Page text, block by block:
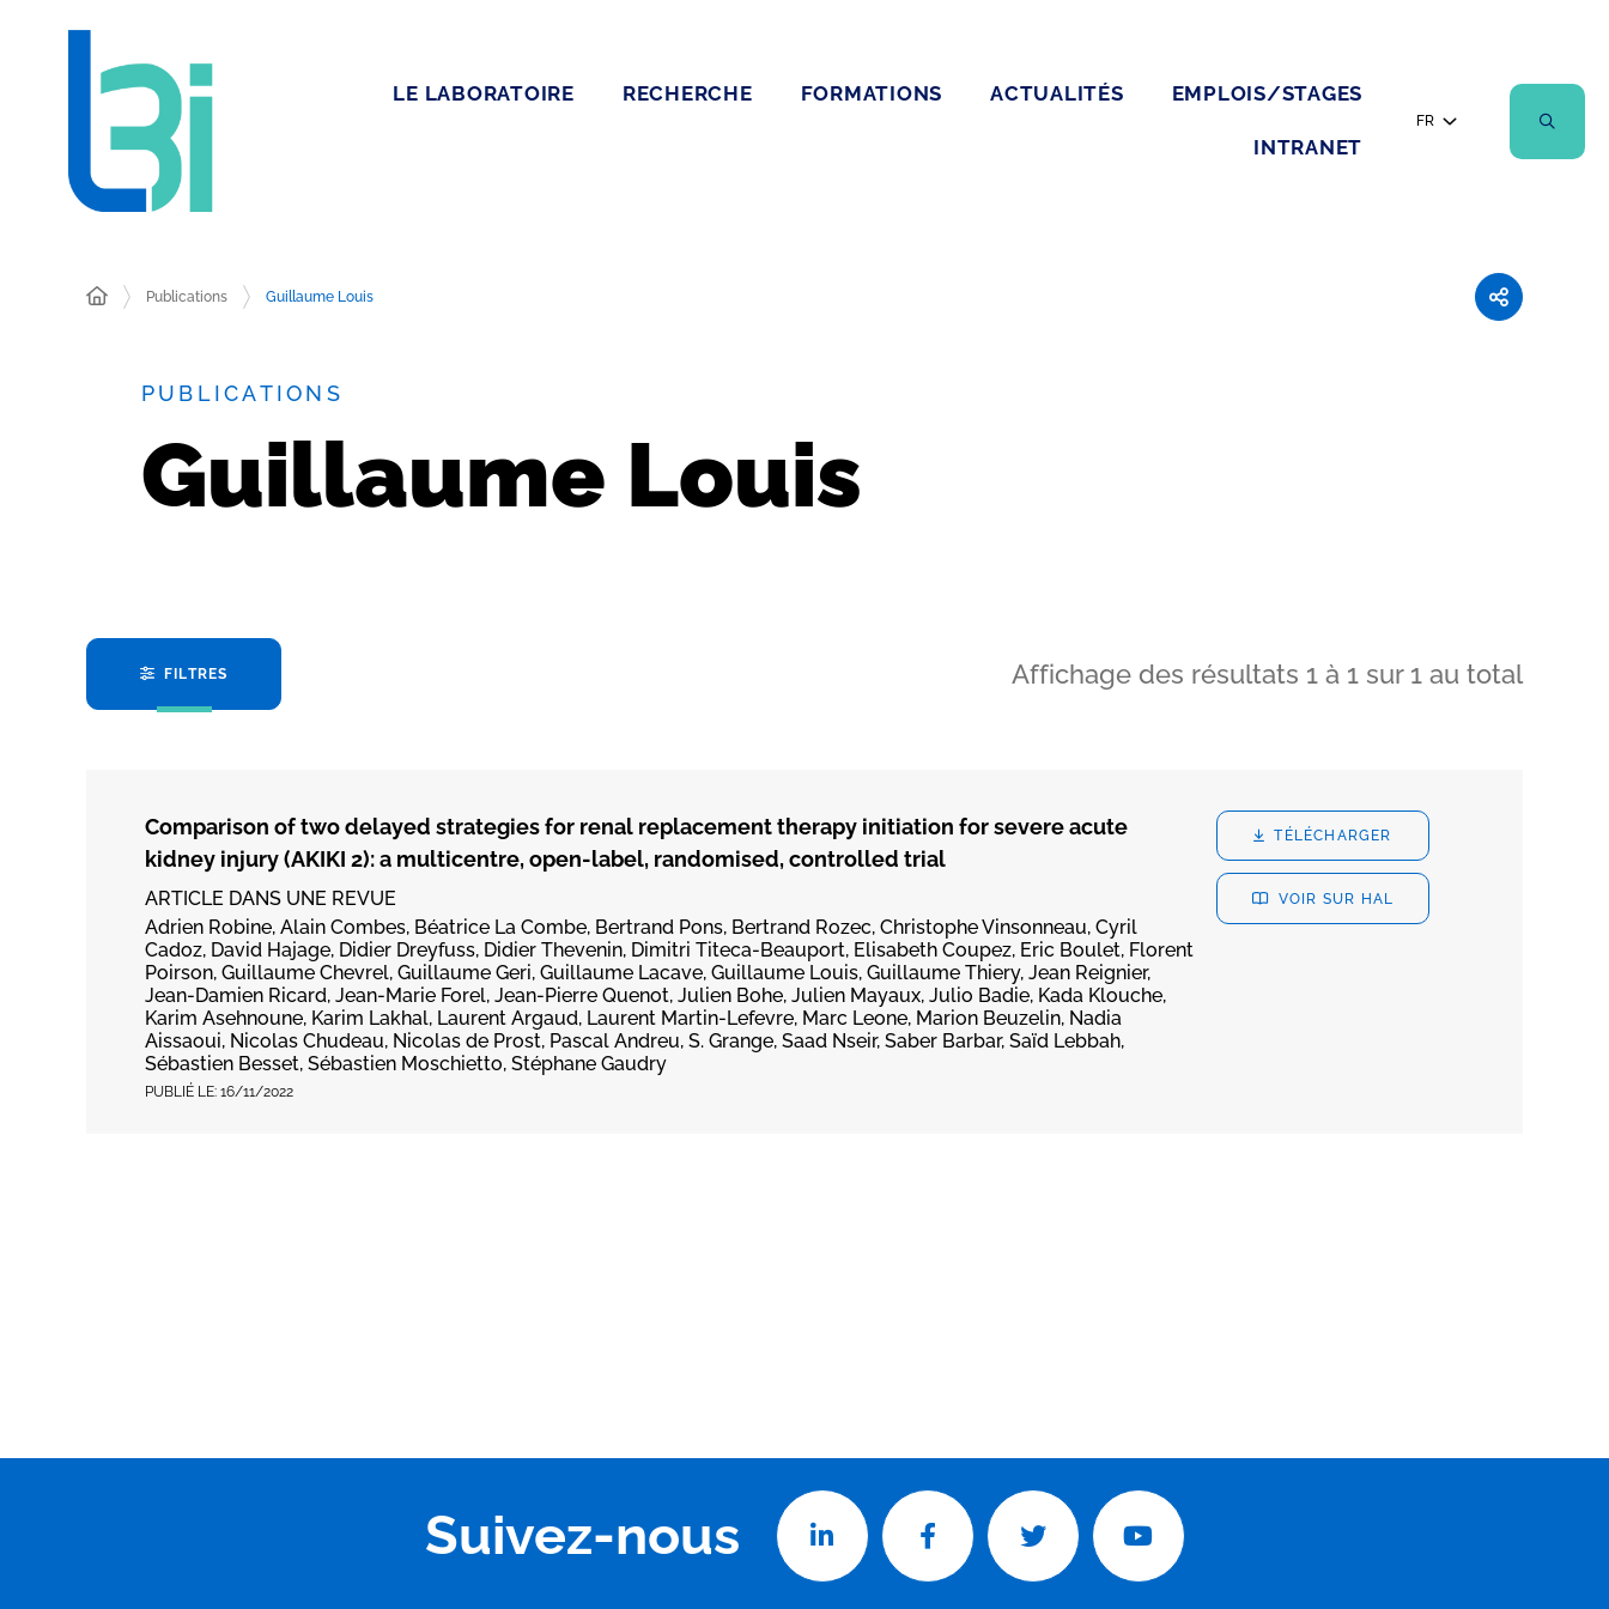
LE LABORATOIRE RECHERCHE FORMATIONS ACTUALITÉS EMPLOIS/STAGES
INTRANET
FR
Publications Guillaume Louis
PUBLICATIONS
Guillaume Louis
FILTRES Affichage des résultats 1 à 1 sur 1 au total
Comparison of two delayed strategies for renal replacement therapy initiation for severe acute
kidney injury (AKIKI 2): a multicentre, open-label, randomised, controlled trial
ARTICLE DANS UNE REVUE
Adrien Robine, Alain Combes, Béatrice La Combe, Bertrand Pons, Bertrand Rozec, Christophe Vinsonneau, Cyril
Cadoz, David Hajage, Didier Dreyfuss, Didier Thevenin, Dimitri Titeca-Beauport, Elisabeth Coupez, Eric Boulet, Florent
Poirson, Guillaume Chevrel, Guillaume Geri, Guillaume Lacave, Guillaume Louis, Guillaume Thiery, Jean Reignier,
Jean-Damien Ricard, Jean-Marie Forel, Jean-Pierre Quenot, Julien Bohe, Julien Mayaux, Julio Badie, Kada Klouche,
Karim Asehnoune, Karim Lakhal, Laurent Argaud, Laurent Martin-Lefevre, Marc Leone, Marion Beuzelin, Nadia
Aissaoui, Nicolas Chudeau, Nicolas de Prost, Pascal Andreu, S. Grange, Saad Nseir, Saber Barbar, Saïd Lebbah,
Sébastien Besset, Sébastien Moschietto, Stéphane Gaudry
PUBLIÉ LE: 16/11/2022
TÉLÉCHARGER
VOIR SUR HAL
Suivez-nous